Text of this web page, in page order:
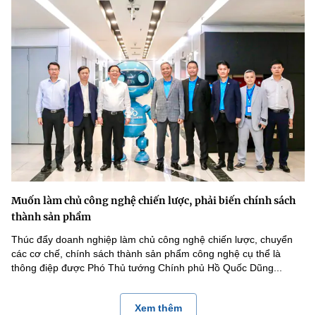
Muốn làm chủ công nghệ chiến lược, phải biến chính sách
thành sản phẩm
Thúc đẩy doanh nghiệp làm chủ công nghệ chiến lược, chuyển
các cơ chế, chính sách thành sản phẩm công nghệ cụ thể là
thông điệp được Phó Thủ tướng Chính phủ Hồ Quốc Dũng...
Xem thêm